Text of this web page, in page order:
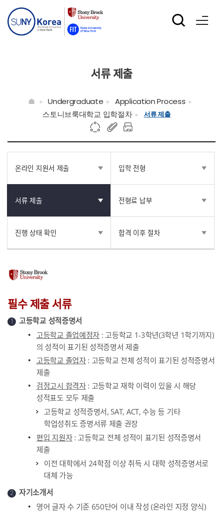
서류 제출
Undergraduate
Application Process
스토니브룩대학교 입학절차
서류 제출
온라인 지원서 제출 입학 전형
서류 제출 전형료 납부
진행 상태 확인 합격 이후 절차
필수 제출 서류
1
고등학교 성적증명서
고등학교 졸업예정자 : 고등학교 1-3학년(3학년 1학기까지)
의 성적이 표기된 성적증명서 제출
고등학교 졸업자: 고등학교 전체 성적이 표기된 성적증명서
제출
검정고시 합격자: 고등학교 재학 이력이 있을 시 해당
성적표도 모두 제출
고등학교 성적증명서, SAT, ACT, 수능 등 기타
학업성취도 증명서류 제출 권장
편입 지원자: 고등학교 전체 성적이 표기된 성적증명서
제출
이전 대학에서 24학점 이상 취득 시 대학 성적증명서로
대체 가능
2
자기소개서
영어 글자 수 기준 650단어 이내 작성 (온라인 지정 양식)